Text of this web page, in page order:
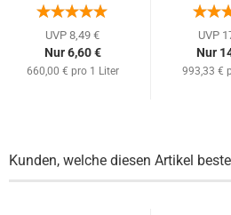
UVP 8,49 €
Nur 6,60 €
660,00 € pro 1 Liter
15/
UVP
Nur
993,33 €
Kunden, welche diesen Artikel